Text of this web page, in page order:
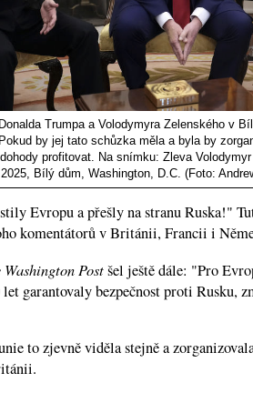
Trumpa a Volodymyra Zelenského v
by jej tato schůzka měla a byla by
profitovat. Na snímku: Zleva
Bílý dům, Washington, D.C. (Foto:
Evropu a přešly na stranu Ruska!"
komentátorů v Británii, Francii i
Washington Postšel ještě dále: "Pro
garantovaly bezpečnost proti Rusku,
to zjevně viděla stejně a